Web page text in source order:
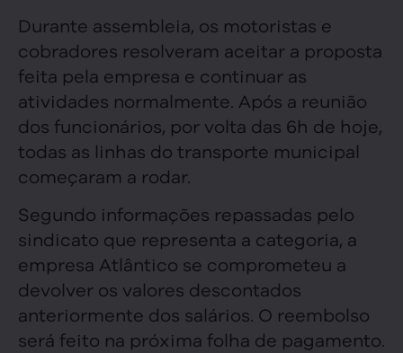
Durante assembleia, os motoristas e
cobradores resolveram aceitar a proposta
feita pela empresa e continuar as
atividades normalmente. Após a reunião
dos funcionários, por volta das 6h de hoje,
todas as linhas do transporte municipal
começaram a rodar.
Segundo informações repassadas pelo
sindicato que representa a categoria, a
empresa Atlântico se comprometeu a
devolver os valores descontados
anteriormente dos salários. O reembolso
será feito na próxima folha de pagamento.